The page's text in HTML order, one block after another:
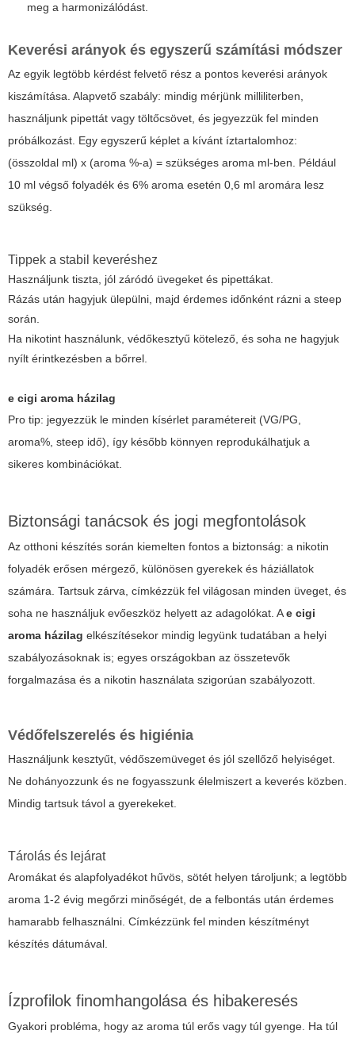
meg a harmonizálódást.
Keverési arányok és egyszerű számítási módszer
Az egyik legtöbb kérdést felvető rész a pontos keverési arányok
kiszámítása. Alapvető szabály: mindig mérjünk milliliterben,
használjunk pipettát vagy töltőcsövet, és jegyezzük fel minden
próbálkozást. Egy egyszerű képlet a kívánt íztartalomhoz:
(összoldal ml) x (aroma %-a) = szükséges aroma ml-ben. Például
10 ml végső folyadék és 6% aroma esetén 0,6 ml aromára lesz
szükség.
Tippek a stabil keveréshez
Használjunk tiszta, jól záródó üvegeket és pipettákat.
Rázás után hagyjuk ülepülni, majd érdemes időnként rázni a steep
során.
Ha nikotint használunk, védőkesztyű kötelező, és soha ne hagyjuk
nyílt érintkezésben a bőrrel.
e cigi aroma házilag
Pro tip: jegyezzük le minden kísérlet paramétereit (VG/PG,
aroma%, steep idő), így később könnyen reprodukálhatjuk a
sikeres kombinációkat.
Biztonsági tanácsok és jogi megfontolások
Az otthoni készítés során kiemelten fontos a biztonság: a nikotin
folyadék erősen mérgező, különösen gyerekek és háziállatok
számára. Tartsuk zárva, címkézzük fel világosan minden üveget, és
soha ne használjuk evőeszköz helyett az adagolókat. Ae cigi
aroma házilag elkészítésekor mindig legyünk tudatában a helyi
szabályozásoknak is; egyes országokban az összetevők
forgalmazása és a nikotin használata szigorúan szabályozott.
Védőfelszerelés és higiénia
Használjunk kesztyűt, védőszemüveget és jól szellőző helyiséget.
Ne dohányozzunk és ne fogyasszunk élelmiszert a keverés közben.
Mindig tartsuk távol a gyerekeket.
Tárolás és lejárat
Aromákat és alapfolyadékot hűvös, sötét helyen tároljunk; a legtöbb
aroma 1-2 évig megőrzi minőségét, de a felbontás után érdemes
hamarabb felhasználni. Címkézzünk fel minden készítményt
készítés dátumával.
Ízprofilok finomhangolása és hibakeresés
Gyakori probléma, hogy az aroma túl erős vagy túl gyenge. Ha túl